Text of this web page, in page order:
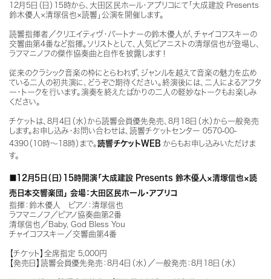
12月5日（日）15時から、大田区民ホール・アプリコにて「大成建設 Presents
鈴木優人×清塚信也×読響」公演を開催します。
読響指揮者／クリエイティヴ・パートナーの鈴木優人が、チャイコフスキーの
交響曲第4番など指揮。ソリストとして、人気ピアニストの清塚信也が登場し、
ラフマニノフの傑作協奏曲と自作を披露します！
従来のクラシック音楽の枠にとらわれず、ジャンルを越えて音楽の魅力を広め
ている二人の初共演に、どうぞご期待ください。終演後には、二人によるアフタ
ー・トークを行います。演奏を終えたばかりの二人の軽妙なトークもお楽しみ
ください。
チケットは、8月4日（水）から読響会員優先発売、8月18日（水）から一般発売
します。お申し込み・お問い合わせは、読響チケットセンター 0570-00-
4390（10時～18時）まで。読響チケットWEB からもお申し込みいただけま
す。
■ 12月5日（日）15時開演「大成建設 Presents 鈴木優人×清塚信也×読
売日本交響楽団」 会場：大田区民ホール・アプリコ
指揮：鈴木優人 ピアノ：清塚信也
ラフマニノフ／ピアノ協奏曲第2番
清塚信也／Baby, God Bless You
チャイコフスキー／交響曲第4番
【チケット】全席指定 5,000円
【発売日】読響会員優先発売：8月4日（水）／一般発売：8月18日（水）